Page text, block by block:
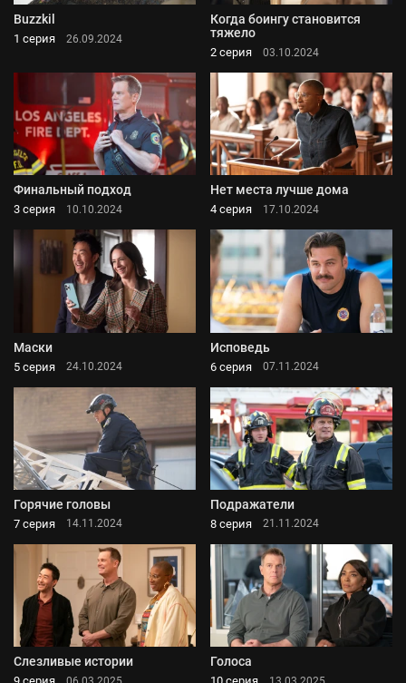
Buzzkil
1 серия 26.09.2024
Когда боингу становится
тяжело
2 серия 03.10.2024
Финальный подход
3 серия 10.10.2024
Нет места лучше дома
4 серия 17.10.2024
Маски
5 серия 24.10.2024
Исповедь
6 серия 07.11.2024
Горячие головы
7 серия 14.11.2024
Подражатели
8 серия 21.11.2024
Слезливые истории Голоса